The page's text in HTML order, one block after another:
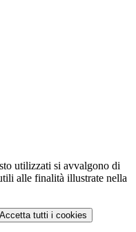
utilizzati si avvalgono di
alle finalità illustrate nella
Accetta tutti i cookies